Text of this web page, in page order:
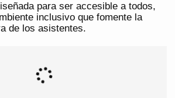
para ser accesible a todos,
inclusivo que fomente la
de los asistentes.